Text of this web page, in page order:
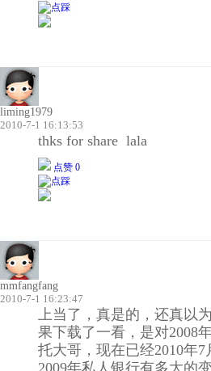
liming1979
2010-7-1 16:13:53
thks for share lala
点赞 0
mmfangfang
2010-7-1 16:23:47
上当了，真是的，还真以
果下载了一看，是对2008
托大哥，现在已经2010年7
2009年私人银行有多大的